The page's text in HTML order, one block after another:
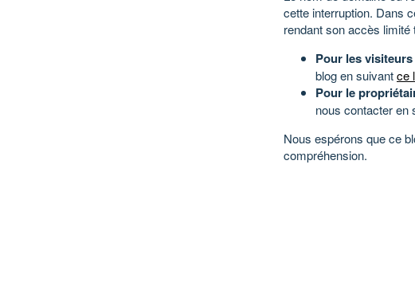
cette interruption. Dans
rendant son accès limité
Pour les visiteurs
blog en suivantce
Pour le
nous contacter en
Nous espérons que ce
compréhension.